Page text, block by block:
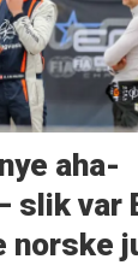
aha-
slik var
norske